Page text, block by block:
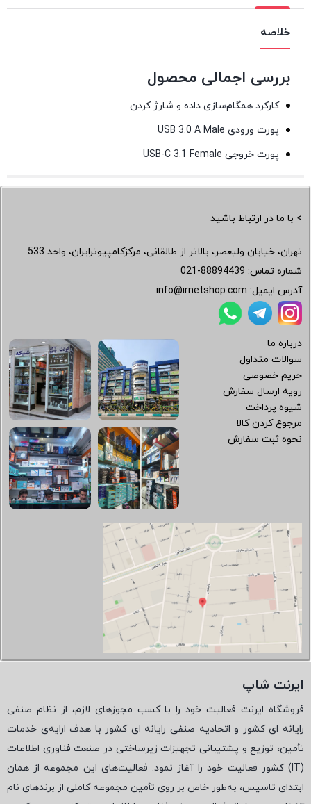
خلاصه
بررسی اجمالی محصول
کارکرد همگام‌سازی داده و شارژ کردن
پورت ورودی USB 3.0 A Male
پورت خروجی USB-C 3.1 Female
> با ما در ارتباط باشید
تهران، خیابان ولیعصر، بالاتر از طالقانی، مرکزکامپیوترایران، واحد 533
شماره تماس: 021-88894439
آدرس ایمیل: info@irnetshop.com
درباره ما
سوالات متداول
حریم خصوصی
رویه ارسال سفارش
شیوه پرداخت
مرجوع کردن کالا
نحوه ثبت سفارش
ایرنت شاپ
فروشگاه ایرنت فعالیت خود را با کسب مجوزهای لازم، از نظام صنفی
رایانه ای کشور و اتحادیه صنفی رایانه ای کشور با هدف ارایه‌ی خدمات
تأمین، توزیع و پشتیبانی تجهیزات زیرساختی در صنعت فناوری اطلاعات
(
IT) کشور فعالیت خود را آغاز نمود. فعالیت‌های این مجموعه از همان
ابتدای تاسیس، به‌طور خاص بر روی تأمین مجموعه کاملی از برندهای نام